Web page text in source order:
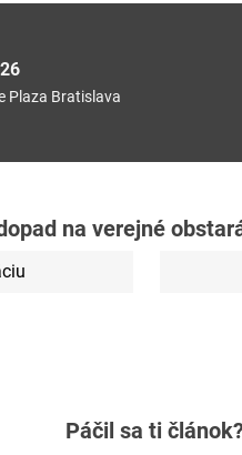
Plaza Bratislava
na verejné
Páčil sa ti